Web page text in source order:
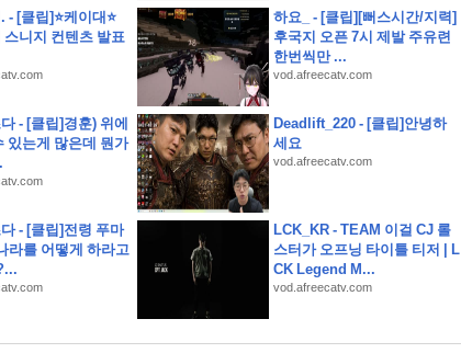
면접 합격 답안
이파크 9층 유찰1회 남양주오남아이파크아파트 부동산경매 매매
유찰1회 의정부호원동신원아파트 법원경매 매매
빌 2층 다세대주택 유찰1회 관악구신림동빌라 부동산경매 매매
다세대빌라 유찰1회 관악구남현동빌라 법원경매 매매
- [클립]⭐케이대⭐
스니지 컨텐츠 발표
하요_ - [클립][뻐스시간/지력]
후국지 오픈 7시 제발 주유련
한번씩만 ...
vod.afreecatv.com
- [클립]경훈) 위에
있는게 많은데 뭔가
Deadlift_220 - [클립]안녕하
세요
vod.afreecatv.com
- [클립]전령 푸마
라를 어떻게 하라고
LCK_KR - TEAM 이걸 CJ 롤
스터가 오프닝 타이틀 티저 | L
CK Legend M...
vod.afreecatv.com